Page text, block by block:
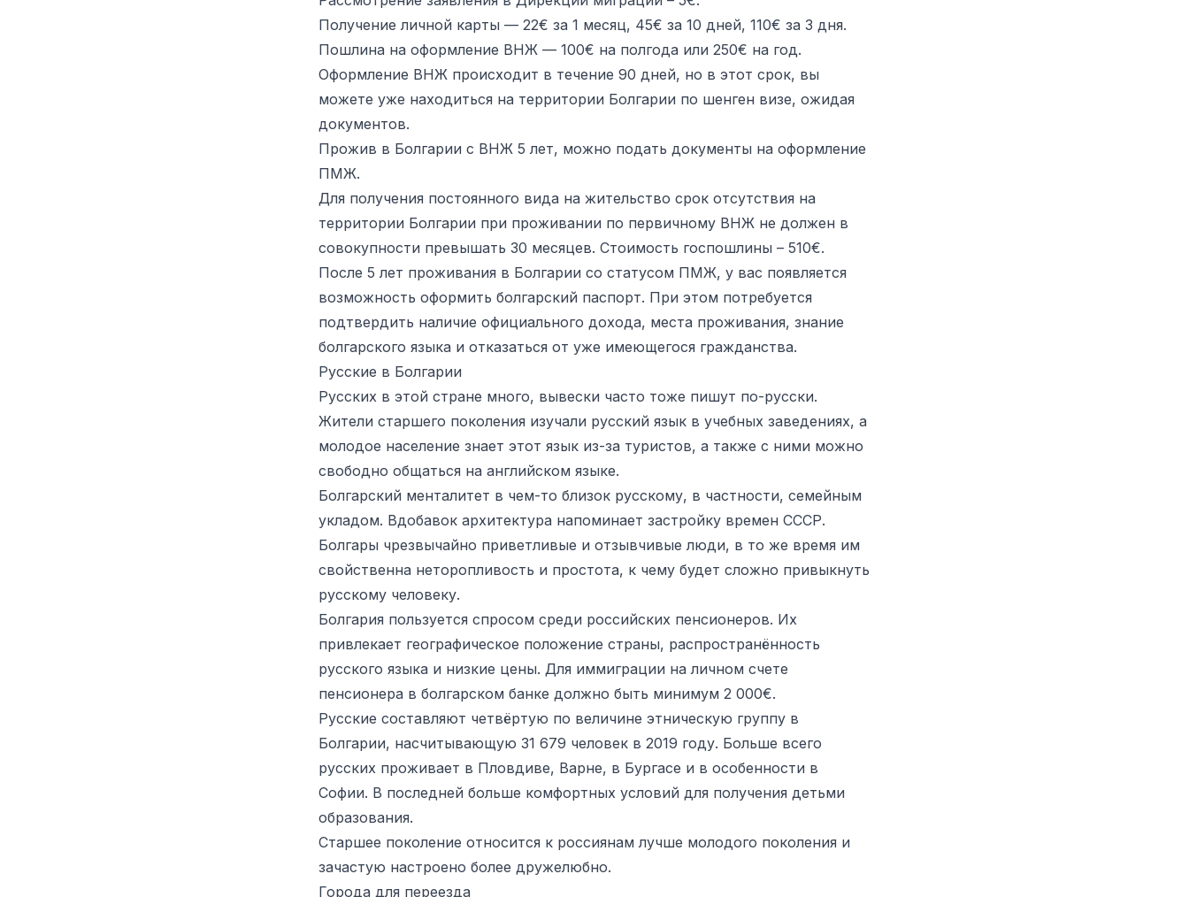
Получение личной карты — 22€ за 1 месяц, 45€ за 10 дней, 110€ за 3 дня.
Пошлина на оформление ВНЖ — 100€ на полгода или 250€ на год.
Оформление ВНЖ происходит в течение 90 дней, но в этот срок, вы
можете уже находиться на территории Болгарии по шенген визе, ожидая
документов.
Прожив в Болгарии с ВНЖ 5 лет, можно подать документы на оформление
ПМЖ.
Для получения постоянного вида на жительство срок отсутствия на
территории Болгарии при проживании по первичному ВНЖ не должен в
совокупности превышать 30 месяцев. Стоимость госпошлины – 510€.
После 5 лет проживания в Болгарии со статусом ПМЖ, у вас появляется
возможность оформить болгарский паспорт. При этом потребуется
подтвердить наличие официального дохода, места проживания, знание
болгарского языка и отказаться от уже имеющегося гражданства.
Русские в Болгарии
Русских в этой стране много, вывески часто тоже пишут по-русски.
Жители старшего поколения изучали русский язык в учебных заведениях, а
молодое население знает этот язык из-за туристов, а также с ними можно
свободно общаться на английском языке.
Болгарский менталитет в чем-то близок русскому, в частности, семейным
укладом. Вдобавок архитектура напоминает застройку времен СССР.
Болгары чрезвычайно приветливые и отзывчивые люди, в то же время им
свойственна неторопливость и простота, к чему будет сложно привыкнуть
русскому человеку.
Болгария пользуется спросом среди российских пенсионеров. Их
привлекает географическое положение страны, распространённость
русского языка и низкие цены. Для иммиграции на личном счете
пенсионера в болгарском банке должно быть минимум 2 000€.
Русские составляют четвёртую по величине этническую группу в
Болгарии, насчитывающую 31 679 человек в 2019 году. Больше всего
русских проживает в Пловдиве, Варне, в Бургасе и в особенности в
Софии. В последней больше комфортных условий для получения детьми
образования.
Старшее поколение относится к россиянам лучше молодого поколения и
зачастую настроено более дружелюбно.
Города для переезда